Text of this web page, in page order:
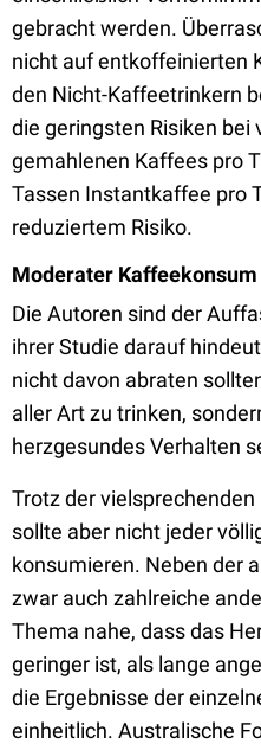
gebracht werden.
nicht auf entkoffeinierten
den Nicht-Kaffeetrinkern
die geringsten Risiken bei
gemahlenen Kaffees pro
Tassen Instantkaffee pro
reduziertem Risiko.
Moderater
Die Autoren sind der
ihrer Studie darauf
nicht davon abraten
aller Art zu trinken,
herzgesundes Verhalten
Trotz der
sollte aber nicht jeder
konsumieren. Neben der
zwar auch zahlreiche
Thema nahe, dass das
geringer ist, als lange
die Ergebnisse der
einheitlich. Australische